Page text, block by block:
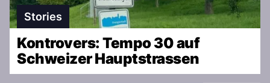
Stories
Kontrovers: Tempo 30 auf
Schweizer Hauptstrassen